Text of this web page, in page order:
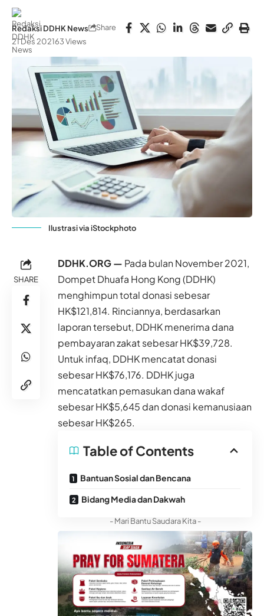
Redaksi DDHK News
21 Des 202163 Views
Share
Ilustrasi via iStockphoto
SHARE
DDHK.ORG — Pada bulan November 2021,
Dompet Dhuafa Hong Kong(DDHK)
menghimpun total donasi sebesar
HK$121,814. Rinciannya, berdasarkan
laporan tersebut, DDHK menerima dana
pembayaran zakat sebesar HK$39,728.
Untuk infaq, DDHK mencatat donasi
sebesar HK$76,176. DDHK juga
mencatatkan pemasukan dana wakaf
sebesar HK$5,645 dan donasi kemanusiaan
sebesar HK$265.
Table of Contents
Bantuan Sosial dan Bencana
Bidang Media dan Dakwah
- Mari Bantu Saudara Kita -